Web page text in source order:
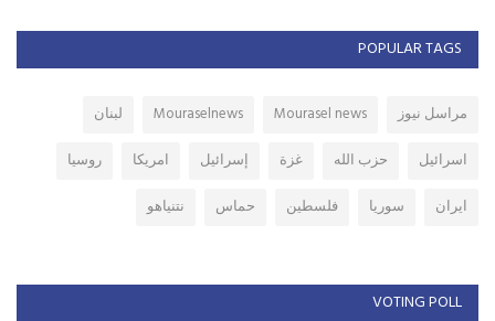
POPULAR TAGS
مراسل نيوز Mourasel news
Mouraselnews
لبنان
اسرائيل
حزب الله غزة إسرائيل امريكا
روسيا
ايران
سوريا فلسطين حماس نتنياهو
VOTING POLL